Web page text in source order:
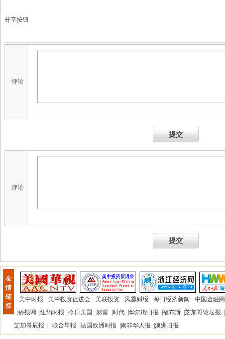
分享按钮
评论
提交
评论
提交
友
情
链
接
·美中时报 ·美中投资促进会 ·美联投资 ·凤凰财经 ·每日经济新闻 ·中国金融网
侨报网 纽约时报 今日美国 财富 时代 华尔街日报 福布斯 芝加哥论坛报
芝加哥辰报
联合早报 法国欧洲时报 南非华人报 澳洲日报